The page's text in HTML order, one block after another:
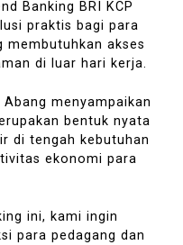
Banking BRI KCP
praktis bagi para
membutuhkan akses
di luar hari kerja.
Abang menyampaikan
bentuk nyata
di tengah kebutuhan
ekonomi para
ini, kami ingin
para pedagang dan